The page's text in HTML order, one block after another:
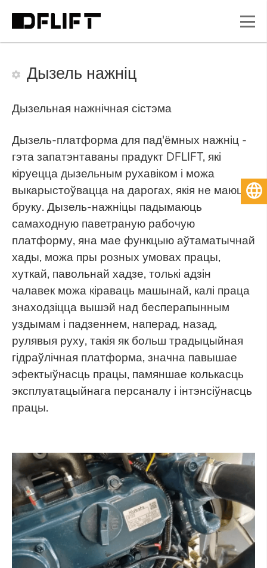
Дызель нажніц
Дызельная нажнічная сістэма
Дызель-платформа для пад'ёмных нажніц -
гэта запатэнтаваны прадукт DFLIFT, які
кіруецца дызельным рухавіком і можа
выкарыстоўвацца на дарогах, якія не маюць
бруку. Дызель-нажніцы падымаюць
самаходную паветраную рабочую
платформу, яна мае функцыю аўтаматычнай
хады, можа пры розных умовах працы,
хуткай, павольнай хадзе, толькі адзін
чалавек можа кіраваць машынай, калі праца
знаходзіцца вышэй над бесперапынным
уздымам і падзеннем, наперад, назад,
рулявыя руху, такія як больш традыцыйная
гідраўлічная платформа, значна павышае
эфектыўнасць працы, памяншае колькасць
эксплуатацыйнага персаналу і інтэнсіўнасць
працы.
Беларуская мова